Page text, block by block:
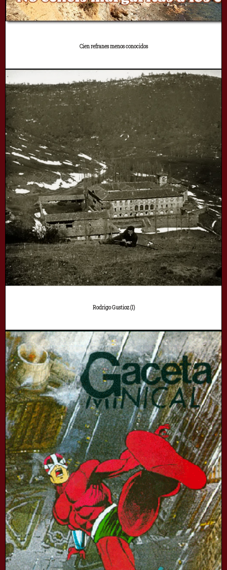
Cien refranes menos conocidos
Rodrigo Gustioz (I)